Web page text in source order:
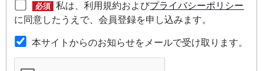
第２条（本規約の範囲）
本規約は本サイトが提供するサービスについて規定したも
のです。
必須 私は、利用規約およびプライバシーポリシー
に同意したうえで、会員登録を申し込みます。
本サイトからのお知らせをメールで受け取ります。